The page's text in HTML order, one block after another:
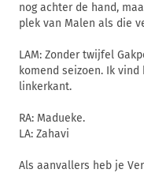
nog achter de hand,
plek van Malen als die
LAM: Zonder twijfel
komend seizoen. Ik
linkerkant.
RA: Madueke.
LA: Zahavi
Als aanvallers heb je